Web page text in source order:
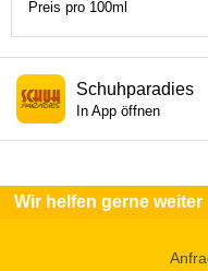
Preis pro 100ml
Schuhparadies
In App öffnen
Wir helfen gerne weiter